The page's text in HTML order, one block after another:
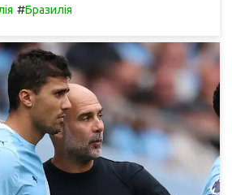
#Бразилія